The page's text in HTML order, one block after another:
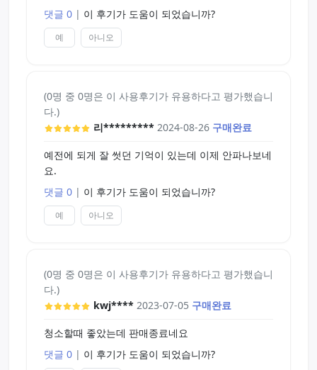
댓글 0 | 이 후기가 도움이 되었습니까?
예 아니오
(0명 중 0명은 이 사용후기가 유용하다고 평가했습니
다.)
리********* 2024-08-26 구매완료
예전에 되게 잘 썻던 기억이 있는데 이제 안파나보네
요.
댓글 0 | 이 후기가 도움이 되었습니까?
예 아니오
(0명 중 0명은 이 사용후기가 유용하다고 평가했습니
다.)
kwj**** 2023-07-05 구매완료
청소할때 좋았는데 판매종료네요
댓글 0 | 이 후기가 도움이 되었습니까?